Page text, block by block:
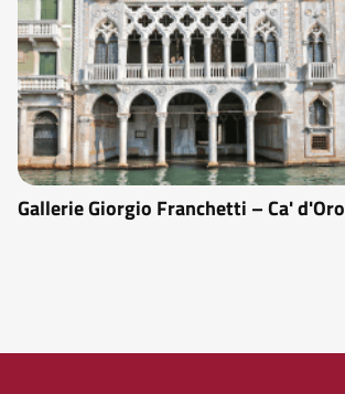
Gallerie Giorgio Franchetti – Ca' d'Oro